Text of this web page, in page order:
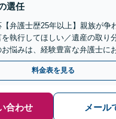
選任
弁護士歴25年以上】親族が争
執行してほしい／遺産の取り
悩みは、経験豊富な弁護士に
、解決に導きます。
料金表を見る
合わせ メール